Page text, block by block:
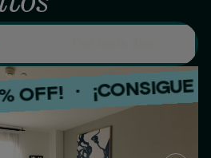
· ¡CONSIGUE UN 5%
5% OFF! ·